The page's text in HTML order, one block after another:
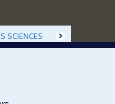
SCIENCES